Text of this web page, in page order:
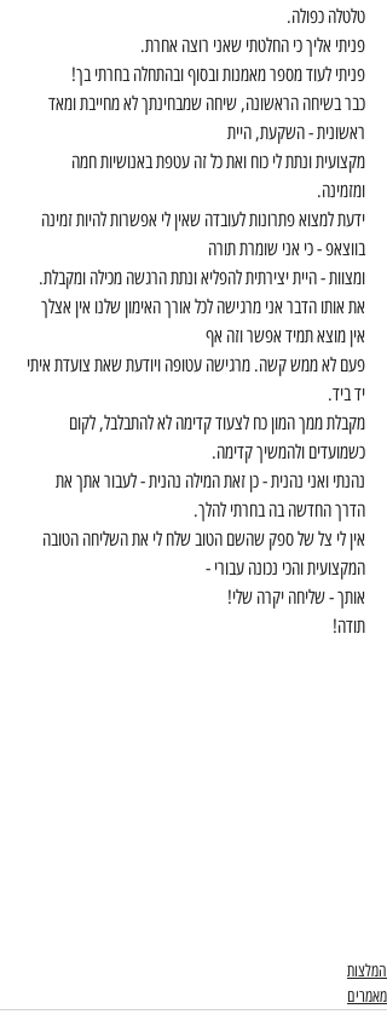
טלטלה כפולה.
פניתי אליך כי החלטתי שאני רוצה אחרת.
פניתי לעוד מספר מאמנות ובסוף ובהתחלה בחרתי בך!
כבר בשיחה הראשונה, שיחה שמבחינתך לא מחייבת ומאד
ראשונית - השקעת, היית
מקצועית ונתת לי כוח ואת כל זה עטפת באנושיות חמה
ומזמינה.
ידעת למצוא פתרונות לעובדה שאין לי אפשרות להיות זמינה
בווצאפ - כי אני שומרת תורה
ומצוות - היית יצירתית להפליא ונתת הרגשה מכילה ומקבלת.
את אותו הדבר אני מרגישה לכל אורך האימון שלנו אין אצלך
אין מוצא תמיד אפשר וזה אף
פעם לא ממש קשה. מרגישה עטופה ויודעת שאת צועדת איתי
יד ביד.
מקבלת ממך המון כח לצעוד קדימה לא להתבלבל, לקום
כשמועדים ולהמשיך קדימה.
נהנתי ואני נהנית - כן זאת המילה נהנית - לעבור אתך את
הדרך החדשה בה בחרתי להלך.
אין לי צל של ספק שהשם הטוב שלח לי את השליחה הטובה
המקצועית והכי נכונה עבורי -
אותך - שליחה יקרה שלי!
תודה!
המלצות
מאמרים